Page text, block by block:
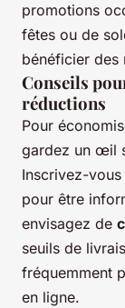
promotions
fêtes ou de
bénéficier des
Conseils
réductions
Pour
gardez un œil
Inscrivez-vous
pour être
envisagez de
seuils de
fréquemment
en ligne.